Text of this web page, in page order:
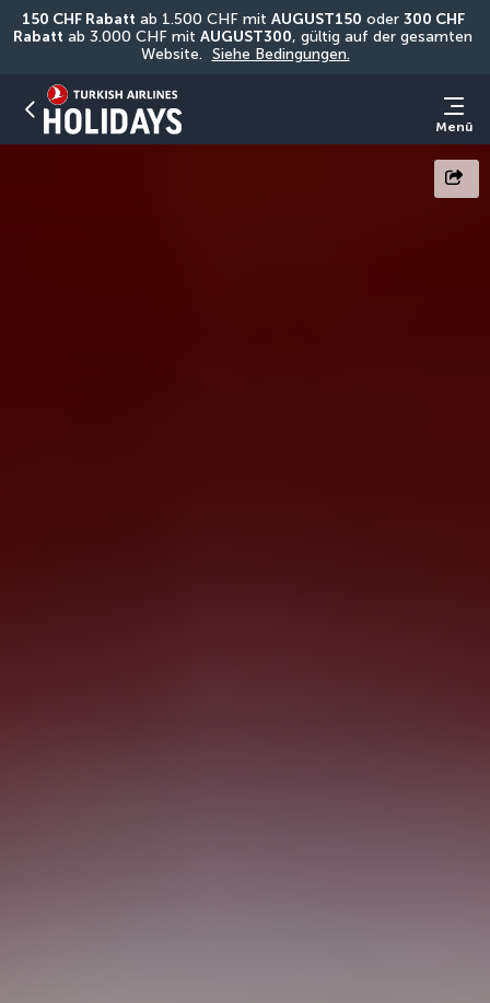
150 CHF Rabatt ab 1.500 CHF mit AUGUST150 oder 300 CHF
Rabatt ab 3.000 CHF mit AUGUST300, gültig auf der gesamten
Website. Siehe Bedingungen.
Menü